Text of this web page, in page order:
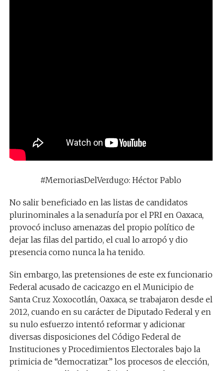
#MemoriasDelVerdugo: Héctor Pablo
No salir beneficiado en las listas de candidatos
plurinominales a la senaduría por el PRI en Oaxaca,
provocó incluso amenazas del propio político de
dejar las filas del partido, el cual lo arropó y dio
presencia como nunca la ha tenido.
Sin embargo, las pretensiones de este ex funcionario
Federal acusado de cacicazgo en el Municipio de
Santa Cruz Xoxocotlán, Oaxaca, se trabajaron desde el
2012, cuando en su carácter de Diputado Federal y en
su nulo esfuerzo intentó reformar y adicionar
diversas disposiciones del Código Federal de
Instituciones y Procedimientos Electorales bajo la
primicia de “democratizar” los procesos de elección,